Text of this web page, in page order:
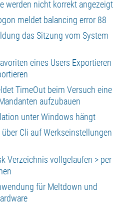
werden nicht korrekt angezeigt
meldet balancing error 88
das Sitzung vom System
eines Users Exportieren
TimeOut beim Versuch eine
aufzubauen
unter Windows hängt
Cli auf Werkseinstellungen
Verzeichnis vollgelaufen > per
für Meltdown und